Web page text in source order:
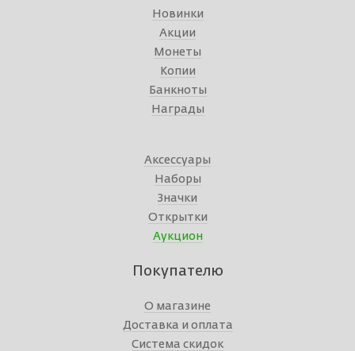
Новинки
Акции
Монеты
Копии
Банкноты
Награды
Аксессуары
Наборы
Значки
Открытки
Аукцион
Покупателю
О магазине
Доставка и оплата
Система скидок